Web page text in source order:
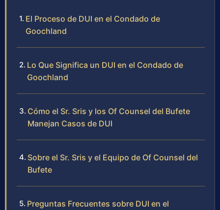
El Proceso de DUI en el Condado de
Goochland
Lo Que Significa un DUI en el Condado de
Goochland
Cómo el Sr. Sris y los Of Counsel del Bufete
Manejan Casos de DUI
Sobre el Sr. Sris y el Equipo de Of Counsel del
Bufete
Preguntas Frecuentes sobre DUI en el